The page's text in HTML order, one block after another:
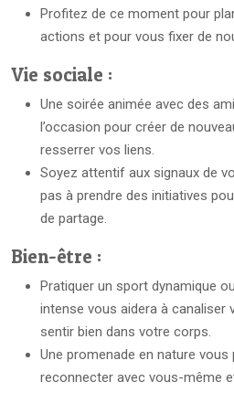
Profitez de ce moment pour
actions et pour vous fixer de
Vie sociale :
Une soirée animée avec des
l’occasion pour créer de
resserrer vos liens.
Soyez attentif aux signaux de
pas à prendre des initiatives
de partage.
Bien-être :
Pratiquer un sport dynamique
intense vous aidera à canaliser
sentir bien dans votre corps.
Une promenade en nature
reconnecter avec vous-même